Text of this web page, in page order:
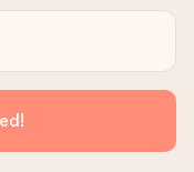
present. Vänligen
med att hitta en
Din faktura
du hittar även dina